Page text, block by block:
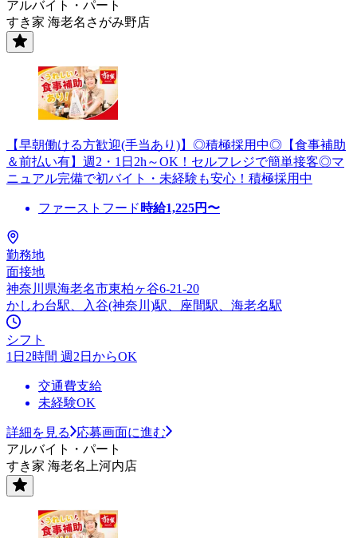
アルバイト・パート
すき家 海老名さがみ野店
【早朝働ける方歓迎(手当あり)】◎積極採用中◎【食事補助
＆前払い有】週2・1日2h～OK！セルフレジで簡単接客◎マ
ニュアル完備で初バイト・未経験も安心！積極採用中
ファーストフード 時給1,225円〜
勤務地
面接地
神奈川県海老名市東柏ヶ谷6-21-20
かしわ台駅、入谷(神奈川)駅、座間駅、海老名駅
シフト
1日2時間 週2日からOK
交通費支給
未経験OK
詳細を見る
応募画面に進む
アルバイト・パート
すき家 海老名上河内店